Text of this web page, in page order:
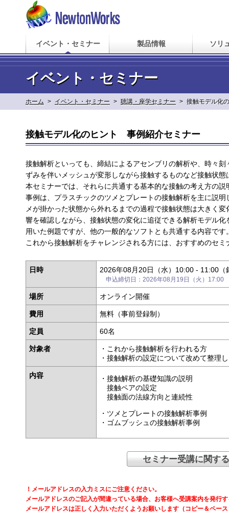
イベント・セミナー 製品情報 ソリ
イベント・セミナー
ホーム > イベント・セミナー > 聴講・座学セミナー > 接触モデル化
接触モデル化のヒント 事例紹介セミナー
接触解析といっても、締結によるアセンブリの解析や、時々
ずみを伴いメッシュが変形しながら接触するものなど接触状態
本セミナーでは、それらに共通する基本的な接触の考え方の
事例は、プラスチックのツメとプレートの接触解析を主に説
メが掛かった状態から外れるまでの過程で接触状態は大きく
響を確認しながら、接触状態の変化に追従できる解析モデル
用いた例題ですが、他の一般的なソフトとも共通する内容です
これから接触解析をチャレンジされる方には、おすすめのセ
日時 2026年08月20日（水）10:00 - 11:00（
申込締切日：2026年08月19日（火）17:00
場所 オンライン開催
費用 無料（事前登録制）
定員 60名
対象者
・これから接触解析を行われる方
・接触解析の設定について改めて整理
内容
・接触解析の基礎知識の説明
接触ペアの設定
接触面の法線方向と連続性
・ツメとプレートの接触解析事例
・ゴムブッシュの接触解析事例
セミナー受講に関す
！メールアドレスの入力ミスにご注意ください。
メールアドレスのご記入が間違っている場合、お客様へ受講案内を発行
メールアドレスは正しく入力いただくようお願いします（コピー＆ペー